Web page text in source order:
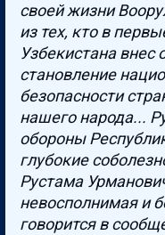
своей жизни
из тех, кто в
Узбекистана внес
становление
безопасности
нашего народа...
обороны
глубокие
Рустама
невосполнимая и
говорится в